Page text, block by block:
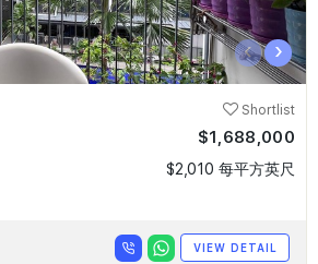
‹ ›
Shortlist
$1,688,000
$2,010 每平方英尺
VIEW DETAIL